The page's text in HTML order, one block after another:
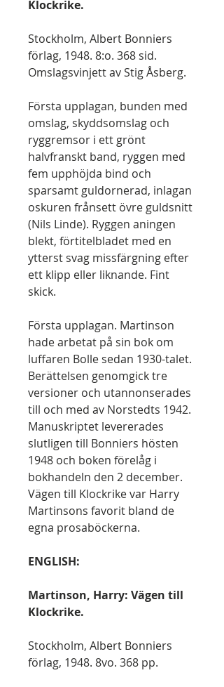
Klockrike.
Stockholm, Albert Bonniers
förlag, 1948. 8:o. 368 sid.
Omslagsvinjett av Stig Åsberg.
Första upplagan, bunden med
omslag, skyddsomslag och
ryggremsor i ett grönt
halvfranskt band, ryggen med
fem upphöjda bind och
sparsamt guldornerad, inlagan
oskuren frånsett övre guldsnitt
(Nils Linde). Ryggen aningen
blekt, förtitelbladet med en
ytterst svag missfärgning efter
ett klipp eller liknande. Fint
skick.
Första upplagan. Martinson
hade arbetat på sin bok om
luffaren Bolle sedan 1930-talet.
Berättelsen genomgick tre
versioner och utannonserades
till och med av Norstedts 1942.
Manuskriptet levererades
slutligen till Bonniers hösten
1948 och boken förelåg i
bokhandeln den 2 december.
Vägen till Klockrike var Harry
Martinsons favorit bland de
egna prosaböckerna.
ENGLISH:
Martinson, Harry: Vägen till
Klockrike.
Stockholm, Albert Bonniers
förlag, 1948. 8vo. 368 pp.